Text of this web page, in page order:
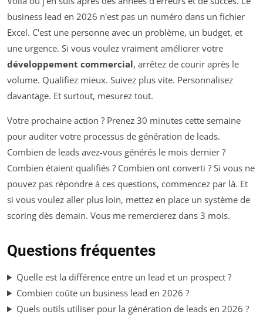
business lead en 2026 n'est pas un numéro dans un fichier
Excel. C'est une personne avec un problème, un budget, et
une urgence. Si vous voulez vraiment améliorer votre
développement commercial, arrêtez de courir après le
volume. Qualifiez mieux. Suivez plus vite. Personnalisez
davantage. Et surtout, mesurez tout.
Votre prochaine action ? Prenez 30 minutes cette semaine
pour auditer votre processus de génération de leads.
Combien de leads avez-vous générés le mois dernier ?
Combien étaient qualifiés ? Combien ont converti ? Si vous ne
pouvez pas répondre à ces questions, commencez par là. Et
si vous voulez aller plus loin, mettez en place un système de
scoring dès demain. Vous me remercierez dans 3 mois.
Questions fréquentes
Quelle est la différence entre un lead et un prospect ?
Combien coûte un business lead en 2026 ?
Quels outils utiliser pour la génération de leads en 2026 ?